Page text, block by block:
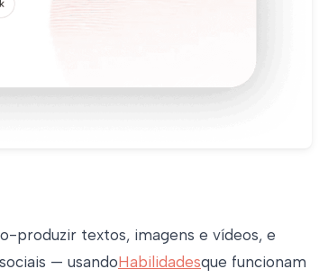
produzir textos, imagens e vídeos, e
— usandoHabilidadesque funcionam